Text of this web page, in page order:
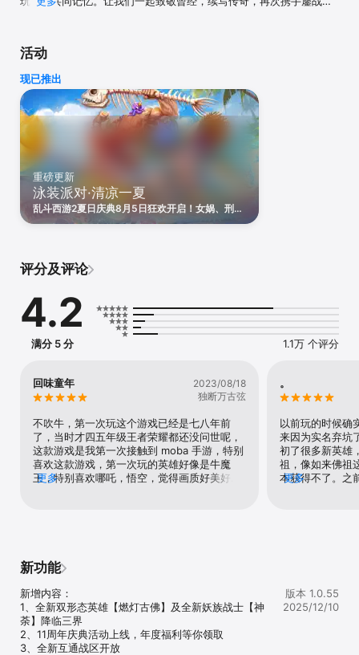
故事为背景，融合了MOBA推塔体验，让玩家在“卡牌收集+养成+策
验自由走位、越塔强杀的MOBA乐趣，同时还能参与3V3、12V12帮
派大乱斗等多种PVP对战模式。此外，游戏还提供闯关模式，西游路
上何止九九八十一次挑战，与好友一同挑战关卡，体验刺激的团战对
战，感受西游世界的奇幻魅力。
【游戏特色】
大家一起回家，热闹非凡！《乱斗西游2：归来》11周年庆版本今日全
新发布，让我们在灵山聚首，续写西游传奇！
乱斗特色：
●痛快手感，点燃前所未有的【战斗激情】。随心走位，越塔进攻，
尊享跨服九州的无上荣耀。
●【上百位超级西游英雄】，史上最庞大的西游英雄阵容待你征召。
●最酣畅的全平台【跨服热血PK】。随时随地约战好友，更可组队参
战3v3、12v12，纵情享受移动竞技的极致快感。
●史上最丰厚的【西游补贴】。新团队为你精心准备了海量的福利。
力度绝对拉满，新老朋友乱斗无忧！
●网易史上首款革命性动作手游
●网易史上首款超过1亿玩家的手游
●体育总局电子竞技两大赛事（IET&NEST）的首款手游比赛项目
玩家评价：
SO：来自开服玩家的五星。怀念曾经游戏，希望有生之年可以看到乱
斗2重生归来呀！
立即下载《乱斗西游2：归来》。让我们一起，重温全英雄战斗激情！
【联系我们】
网易官方网站：http://ldxy.163.com/index.html
网易客服电话：020-89166180-3
活动
现已推出
重磅更新
泳装派对·清凉一夏
乱斗西游2夏日庆典8月5日狂欢开启！女娲、刑
天、土德星君泳装限时登陆。现在上线还有海量元
评分及评论
4.2
满分 5 分 1.1万 个评分
回味童年
2023/08/18
独断万古弦
不吹牛，第一次玩这个游戏已经是七八年前
了，当时才四五年级王者荣耀都还没问世呢，
这款游戏是我第一次接触到 moba 手游，特别
喜欢这款游戏，第一次玩的英雄好像是牛魔
王，特别喜欢哪吒，悟空，觉得画质好美好玄
者把这款游戏忘了，刚才在找游戏一直找不到
喜欢的，突然间就想起来这款游戏了，特地又
下载回来了顺便给我的童年评论一个五星，致
敬这款虽然已经落寞但曾经带给我很多快乐的
游戏
更多
。
以前玩的时候确
来因为实名弃坑
初了很多新英雄
祖，像如来佛祖
本获得不了。之
更多
新功能
新增内容：
1、全新双形态英雄【燃灯古佛】及全新妖族战士【神
荼】降临三界
2、11周年庆典活动上线，年度福利等你领取
3、全新互通战区开放
版本 1.0.55
2025/12/10